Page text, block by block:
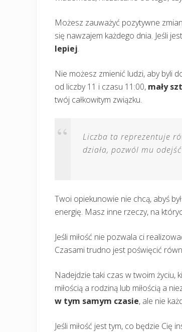
Możesz zauważyć pozytywne
się nawzajem każdego dnia. Jeśli
lepiej.
Nie możesz zmienić ludzi, aby byli
od liczby 11 i czasu 11:00, mały
twój całkowitym związku.
Liczba ta reprezentuje
działa, pozwól mu
Twoi opiekunowie nie chcą, abyś był
energię. Masz inne rzeczy, na
Jeśli miłość nie pozwala ci
Czasami trudno jest poświęcić
Nadejdzie taki czas w twoim życiu,
miłością a rodziną lub miłością a
w tym samym czasie, ale nie
Jeśli miłość jest tym, co będzie